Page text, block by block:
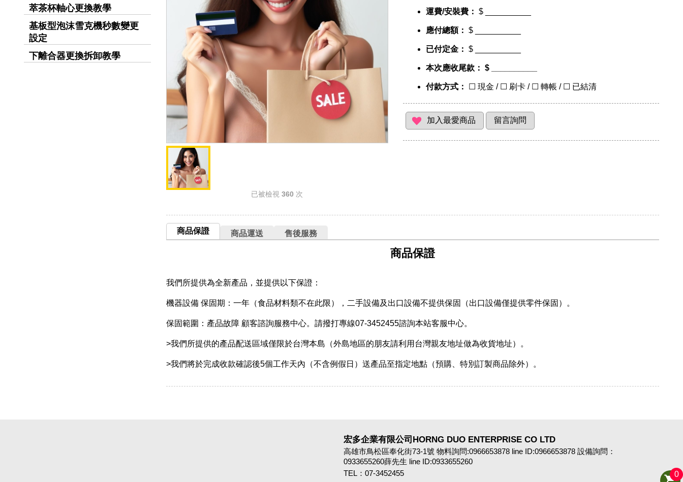
已被檢視360 次
運費/安裝費： $ __________
應付總額： $ __________
已付定金： $ __________
本次應收尾款： $ __________
付款方式： ☐ 現金 / ☐ 刷卡 / ☐ 轉帳 / ☐ 已結清
商品保證 商品運送 售後服務
商品保證
我們所提供為全新產品，並提供以下保證：
機器設備 保固期：一年（食品材料類不在此限），二手設備及出口設備不提供保固（出口設備僅提供零件保固）。
保固範圍：產品故障 顧客諮詢服務中心。請撥打專線07-3452455諮詢本站客服中心。
>我們所提供的產品配送區域僅限於台灣本島（外島地區的朋友請利用台灣親友地址做為收貨地址）。
>我們將於完成收款確認後5個工作天內（不含例假日）送產品至指定地點（預購、特別訂製商品除外）。
萃茶杯軸心更換教學
基板型泡沫雪克機秒數變更
設定
下離合器更換拆卸教學
宏多企業有限公司HORNG DUO ENTERPRISE CO LTD
高雄市鳥松區奉化街73-1號 物料詢問:0966653878 line ID:0966653878 設備詢問：
0933655260薛先生 line ID:0933655260
TEL：07-3452455
0